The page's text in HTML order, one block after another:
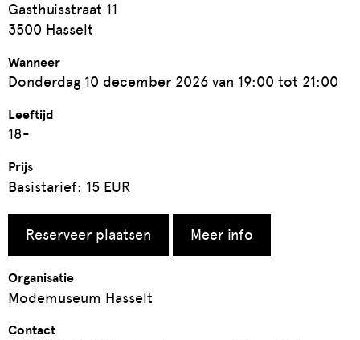
Gasthuisstraat 11
3500 Hasselt
Wanneer
Donderdag 10 december 2026 van 19:00 tot 21:00
Leeftijd
18-
Prijs
Basistarief: 15 EUR
Reserveer plaatsen Meer info
Organisatie
Modemuseum Hasselt
Contact